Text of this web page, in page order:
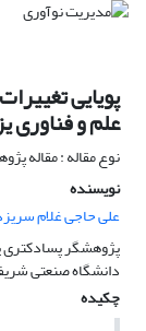
پویایی
علم و فناوری
نوع مقاله : مقاله
نویسنده
علی حاجی غلام
پژوهشگر پسادکتری
دانشگاه صنعتی
چکیده